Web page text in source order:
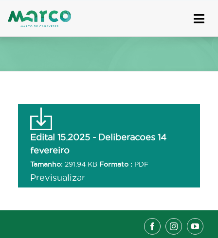
to
Edital 15.2025 - Deliberacoes 14
fevereiro
Tamanho: 291.94 KB Formato : PDF
Previsualizar